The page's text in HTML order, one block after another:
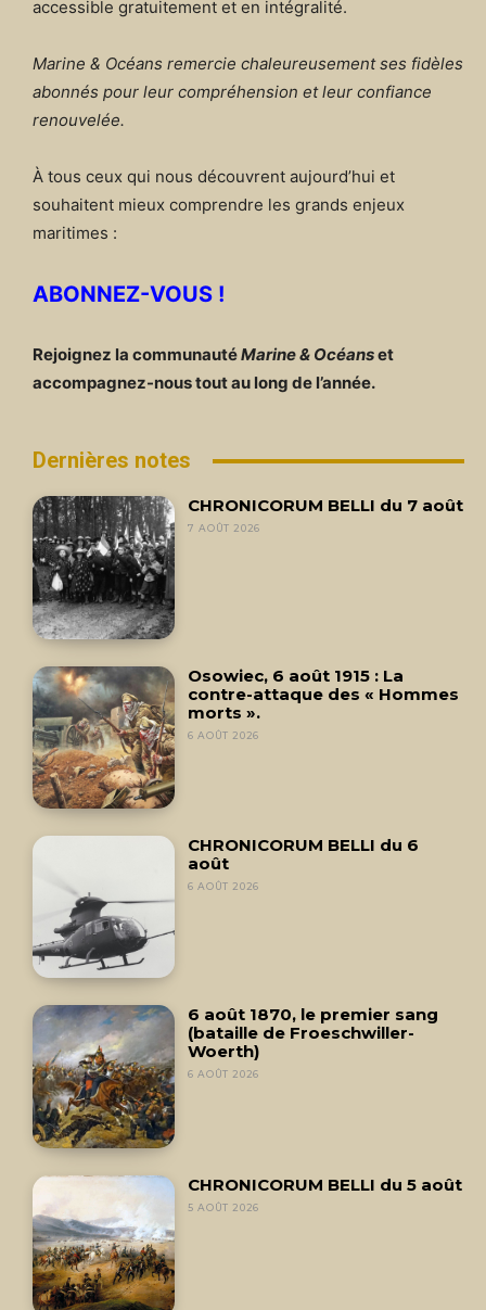
accessible gratuitement et en intégralité.
Marine & Océans remercie chaleureusement ses fidèles
abonnés pour leur compréhension et leur confiance
renouvelée.
À tous ceux qui nous découvrent aujourd’hui et
souhaitent mieux comprendre les grands enjeux
maritimes :
ABONNEZ-VOUS !
Rejoignez la communautéMarine & Océanset
accompagnez-nous tout au long de l’année.
Dernières notes
CHRONICORUM BELLI du 7 août
7 AOÛT 2026
Osowiec, 6 août 1915 : La
contre-attaque des « Hommes
morts ».
6 AOÛT 2026
CHRONICORUM BELLI du 6
août
6 AOÛT 2026
6 août 1870, le premier sang
(bataille de Froeschwiller-
Woerth)
6 AOÛT 2026
CHRONICORUM BELLI du 5 août
5 AOÛT 2026